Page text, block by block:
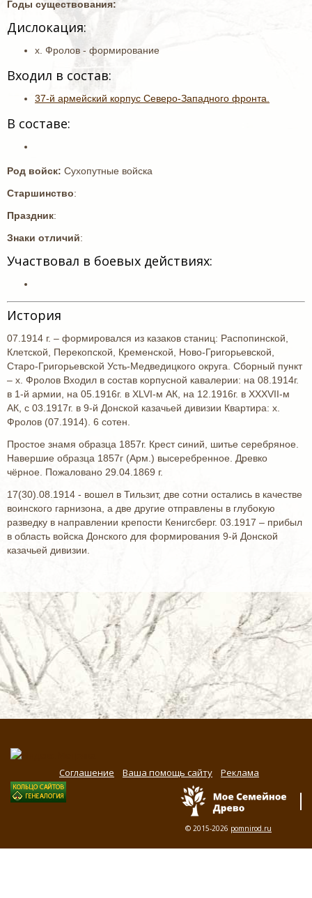
Годы существования:
Дислокация:
х. Фролов - формирование
Входил в состав:
37-й армейский корпус Северо-Западного фронта.
В составе:
Род войск: Сухопутные войска
Старшинство:
Праздник:
Знаки отличий:
Участвовал в боевых действиях:
История
07.1914 г. – формировался из казаков станиц: Распопинской,
Клетской, Перекопской, Кременской, Ново-Григорьевской,
Старо-Григорьевской Усть-Медведицкого округа. Сборный пункт
– х. Фролов Входил в состав корпусной кавалерии: на 08.1914г.
в 1-й армии, на 05.1916г. в XLVI-м АК, на 12.1916г. в XXXVII-м
АК, с 03.1917г. в 9-й Донской казачьей дивизии Квартира: х.
Фролов (07.1914). 6 сотен.
Простое знамя образца 1857г. Крест синий, шитье серебряное.
Навершие образца 1857г (Арм.) высеребренное. Древко
чёрное. Пожаловано 29.04.1869 г.
17(30).08.1914 - вошел в Тильзит, две сотни остались в качестве
воинского гарнизона, а две другие отправлены в глубокую
разведку в направлении крепости Кенигсберг. 03.1917 – прибыл
в область войска Донского для формирования 9-й Донской
казачьей дивизии.
Соглашение Ваша помощь сайту Реклама
© 2015-2026 pomnirod.ru